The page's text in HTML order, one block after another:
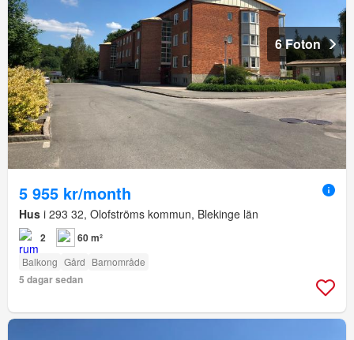
6 Foton
5 955 kr/month
Hus i 293 32, Olofströms kommun, Blekinge län
2 60 m²
Balkong Gård Barnområde
5 dagar sedan